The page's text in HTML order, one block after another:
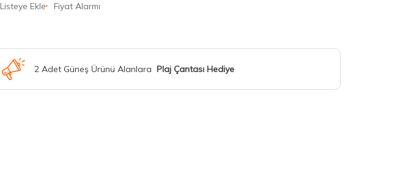
Listeye Ekle Fiyat Alarmı
2 Adet Güneş Ürünü Alanlara Plaj Çantası Hediye